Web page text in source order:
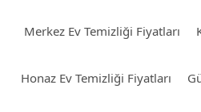
Merkez Ev Temizliği Fiyatları
Honaz Ev Temizliği Fiyatları